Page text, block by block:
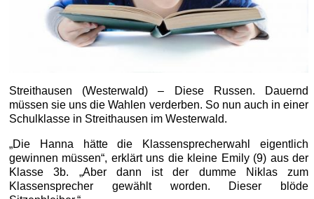
Streithausen (Westerwald) – Diese Russen. Dauernd
müssen sie uns die Wahlen verderben. So nun auch in einer
Schulklasse in Streithausen im Westerwald.
„Die Hanna hätte die Klassensprecherwahl eigentlich
gewinnen müssen“, erklärt uns die kleine Emily (9) aus der
Klasse 3b. „Aber dann ist der dumme Niklas zum
Klassensprecher gewählt worden. Dieser blöde